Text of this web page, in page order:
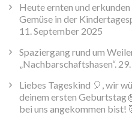
Heute ernten und
Gemüse in der
11. September 2025
Spaziergang rund um
„Nachbarschaftshasen“.
Liebes Tageskind 🎈, wir
deinem ersten Geburtstag
bei uns angekommen bist!